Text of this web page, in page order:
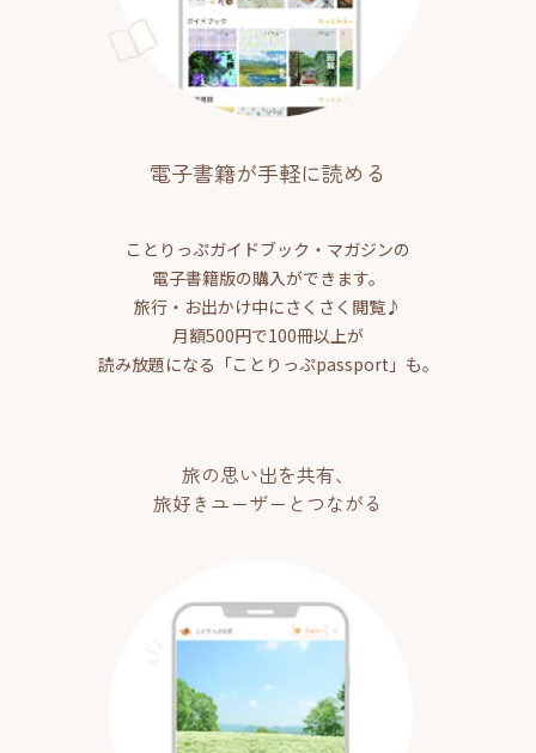
電子書籍が手軽に読める
ことりっぷガイドブック・マガジンの
電子書籍版の購入ができます。
旅行・お出かけ中にさくさく閲覧♪
月額500円で100冊以上が
読み放題になる「ことりっぷpassport」も。
旅の思い出を共有、
旅好きユーザーとつながる